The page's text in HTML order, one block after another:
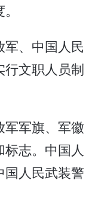
、中国人民
文职人员制
军旗、军徽
志。中国人
国人民武装警